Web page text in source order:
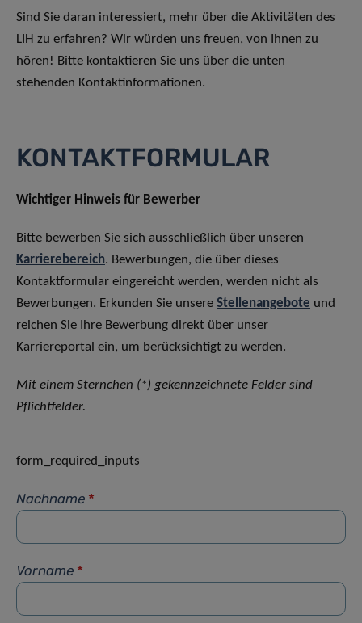
Sind Sie daran interessiert, mehr über die Aktivitäten des
LIH zu erfahren? Wir würden uns freuen, von Ihnen zu
hören! Bitte kontaktieren Sie uns über die unten
stehenden Kontaktinformationen.
KONTAKTFORMULAR
Wichtiger Hinweis für Bewerber
Bitte bewerben Sie sich ausschließlich über unseren
Karrierebereich. Bewerbungen, die über dieses
Kontaktformular eingereicht werden, werden nicht als
Bewerbungen. Erkunden Sie unsere Stellenangebote und
reichen Sie Ihre Bewerbung direkt über unser
Karriereportal ein, um berücksichtigt zu werden.
Mit einem Sternchen (*) gekennzeichnete Felder sind
Pflichtfelder.
form_required_inputs
Nachname *
Vorname *